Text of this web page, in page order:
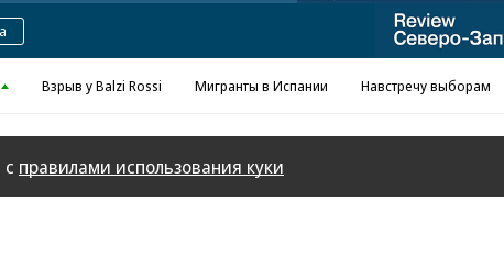
Взрыв у Balzi Rossi Мигранты в Испании Навстречу выборам
правилами использования куки